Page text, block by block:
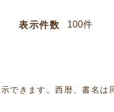
表示件数
できます。西暦、書名